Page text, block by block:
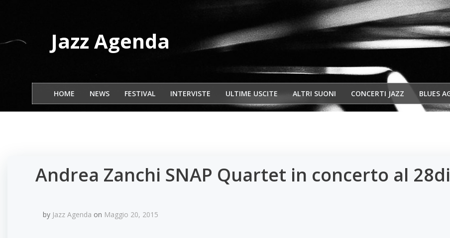
Jazz Agenda
HOME NEWS FESTIVAL INTERVISTE ULTIME USCITE ALTRI SUONI CONCERTI JAZZ BLUES
Andrea Zanchi SNAP Quartet in concerto al
by Jazz Agenda on Maggio 20, 2015